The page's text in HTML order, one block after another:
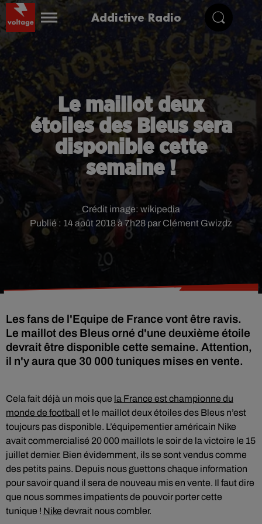
Addictive Radio
Le maillot deux
étoiles des Bleus sera
disponible cette
semaine !
Publié : 14 août 2018 à 7h28 par Clément Gwizdz
Crédit image: wikipedia
Les fans de l'Equipe de France vont être ravis.
Le maillot des Bleus orné d'une deuxième étoile
devrait être disponible cette semaine. Attention,
il n'y aura que 30 000 tuniques mises en vente.
Cela fait déjà un mois que la France est championne du
monde de football et le maillot deux étoiles des Bleus n’est
toujours pas disponible. L’équipementier américain Nike
avait commercialisé 20 000 maillots le soir de la victoire le 15
juillet dernier. Bien évidemment, ils se sont vendus comme
des petits pains. Depuis nous guettons chaque information
pour savoir quand il sera de nouveau mis en vente. Il faut dire
que nous sommes impatients de pouvoir porter cette
tunique ! Nike devrait nous combler.